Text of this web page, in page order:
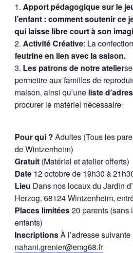
Apport pédagogique sur le
l’enfant : comment soutenir ce
qui laisse libre court à son
ActivitéCréative: La
feutrine en lien avec la saison.
Les patrons de notre atelier
permettre aux familles de
maison, ainsi qu’une liste
procurer le matériel nécessaire.
Pour qui ? Adultes (Tous les
de Wintzenheim)
Gratuit (Matériel et atelier offerts)
Date 12 octobre de 19h30 à
Lieu Dans nos locaux du Jardin
Herzog, 68124 Wintzenheim,
Places limitées20 parents (sans
enfants)
InscriptionsÀ l’adresse suivante
nahani.grenier@emg68.fr